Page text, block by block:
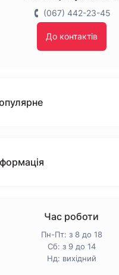
(067) 442-23-45
До контактів
та повернення
Час роботи
Пн-Пт: з 8 до 18
Сб: з 9 до 14
Нд: вихідний